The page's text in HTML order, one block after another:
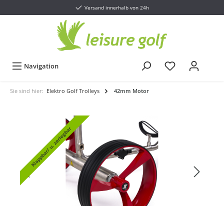
Versand innerhalb von 24h
Navigation
Sie sind hier: Elektro Golf Trolleys 42mm Motor
Klappbar/ u. zerlegbar